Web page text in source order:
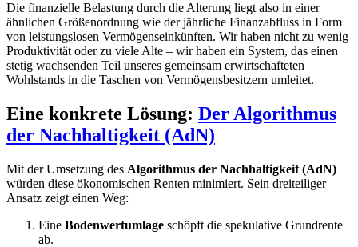
Die finanzielle Belastung durch die Alterung liegt also in einer
ähnlichen Größenordnung wie der jährliche Finanzabfluss in Form
von leistungslosen Vermögenseinkünften. Wir haben nicht zu wenig
Produktivität oder zu viele Alte – wir haben ein System, das einen
stetig wachsenden Teil unseres gemeinsam erwirtschafteten
Wohlstands in die Taschen von Vermögensbesitzern umleitet.
Eine konkrete Lösung: Der Algorithmus
der Nachhaltigkeit (AdN)
Mit der Umsetzung des Algorithmus der Nachhaltigkeit (AdN)
würden diese ökonomischen Renten minimiert. Sein dreiteiliger
Ansatz zeigt einen Weg:
Eine Bodenwertumlage schöpft die spekulative Grundrente
ab.